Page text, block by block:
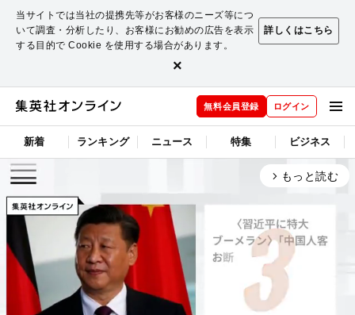
当サイトでは当社の提携先等がお客様のニーズ等につ
いて調査・分析したり、お客様にお勧めの広告を表示
する目的で Cookie を使用する場合があります。
詳しくはこちら
×
無料会員登録 ログイン
新着 ランキング ニュース 特集 ビジネス
arrow_forward_ios もっと読む